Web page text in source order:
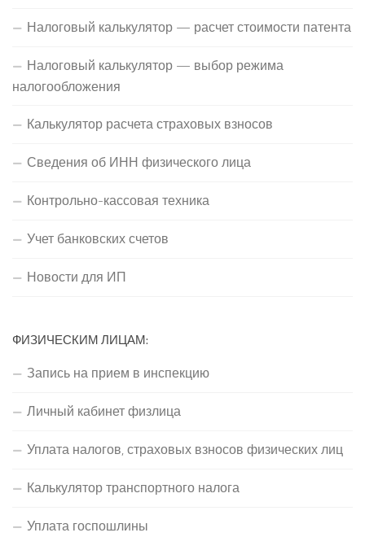
Налоговый калькулятор — расчет стоимости патента
Налоговый калькулятор — выбор режима
налогообложения
Калькулятор расчета страховых взносов
Сведения об ИНН физического лица
Контрольно-кассовая техника
Учет банковских счетов
Новости для ИП
ФИЗИЧЕСКИМ ЛИЦАМ:
Запись на прием в инспекцию
Личный кабинет физлица
Уплата налогов, страховых взносов физических лиц
Калькулятор транспортного налога
Уплата госпошлины